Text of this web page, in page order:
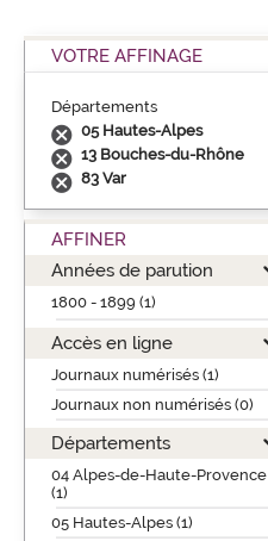
VOTRE AFFINAGE
Départements
05 Hautes-Alpes
13 Bouches-du-Rhône
83 Var
AFFINER
Années de parution
1800 - 1899 (1)
Accès en ligne
Journaux numérisés (1)
Journaux non numérisés (0)
Départements
04 Alpes-de-Haute-Provence
(1)
05 Hautes-Alpes (1)